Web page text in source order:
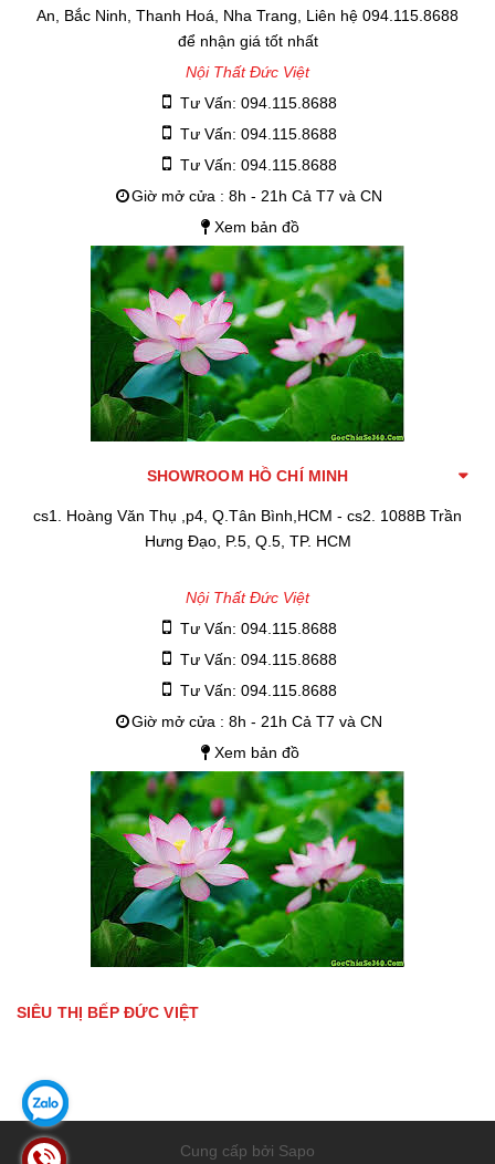
An, Bắc Ninh, Thanh Hoá, Nha Trang, Liên hệ 094.115.8688
để nhận giá tốt nhất
Nội Thất Đức Việt
Tư Vấn: 094.115.8688
Tư Vấn: 094.115.8688
Tư Vấn: 094.115.8688
Giờ mở cửa : 8h - 21h Cả T7 và CN
Xem bản đồ
SHOWROOM HỒ CHÍ MINH
cs1. Hoàng Văn Thụ ,p4, Q.Tân Bình,HCM - cs2. 1088B Trần
Hưng Đạo, P.5, Q.5, TP. HCM
Nội Thất Đức Việt
Tư Vấn: 094.115.8688
Tư Vấn: 094.115.8688
Tư Vấn: 094.115.8688
Giờ mở cửa : 8h - 21h Cả T7 và CN
Xem bản đồ
SIÊU THỊ BẾP ĐỨC VIỆT
Cung cấp bởi Sapo